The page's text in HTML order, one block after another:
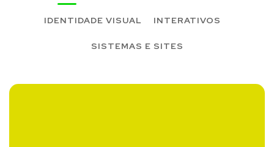
IDENTIDADE VISUAL INTERATIVOS
SISTEMAS E SITES